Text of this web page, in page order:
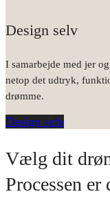
Design selv
I samarbejde med jer
netop det udtryk,
drømme.
Design selv
Vælg dit
Processen er